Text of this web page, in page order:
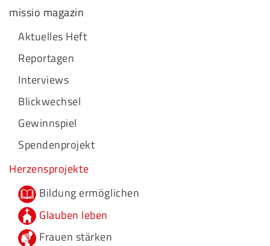
missio magazin
Aktuelles Heft
Reportagen
Interviews
Blickwechsel
Gewinnspiel
Spendenprojekt
Herzensprojekte
Bildung ermöglichen
Glauben leben
Frauen stärken